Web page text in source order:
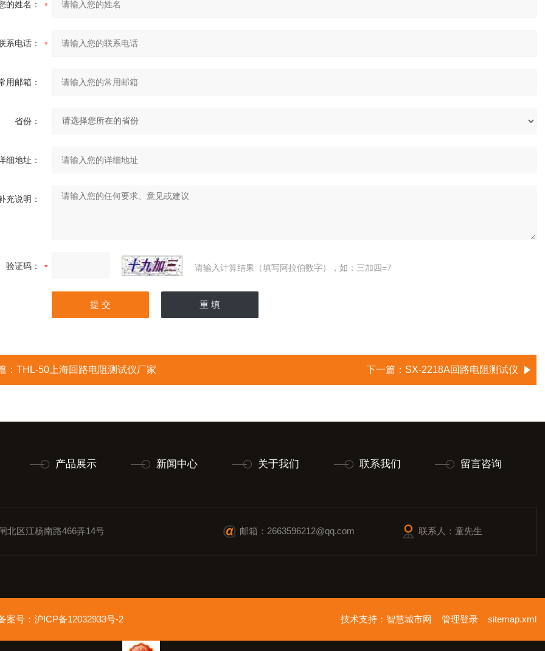
的姓名：
系电话：
用邮箱：
省份：
细地址：
充说明：
验证码： 请输入计算结果（填写阿拉伯数字），如：三加四=7
： THL-50上海回路电阻测试仪厂家 下一篇： SX-2218A回路电阻测试仪
产品展示 新闻中心 关于我们 联系我们 留言咨询
北区江杨南路466弄14号 邮箱：2663596212@qq.com 联系人：童先生
案号： 沪ICP备12032933号-2 技术支持： 智慧城市网 管理登录 sitemap.xml